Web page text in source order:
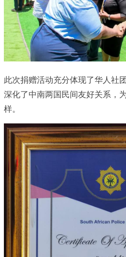
此次捐赠活动充分体现了华人社
深化了中南两国民间友好关系，
样。